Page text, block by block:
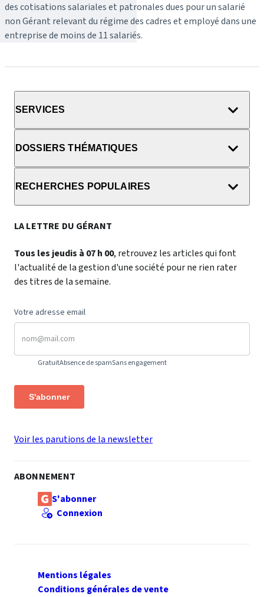
des cotisations salariales et patronales dues pour un salarié
non Gérant relevant du régime des cadres et employé dans une
entreprise de moins de 11 salariés.
SERVICES
DOSSIERS THÉMATIQUES
RECHERCHES POPULAIRES
LA LETTRE DU GÉRANT
Tous les jeudis à 07 h 00, retrouvez les articles qui font
l'actualité de la gestion d'une société pour ne rien rater
des titres de la semaine.
Votre adresse email
GratuitAbsence de spamSans engagement
S'abonner
Voir les parutions de la newsletter
ABONNEMENT
S'abonner
Connexion
Mentions légales
Conditions générales de vente